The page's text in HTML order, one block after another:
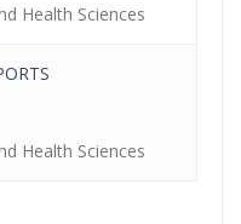
Health Sciences
Health Sciences